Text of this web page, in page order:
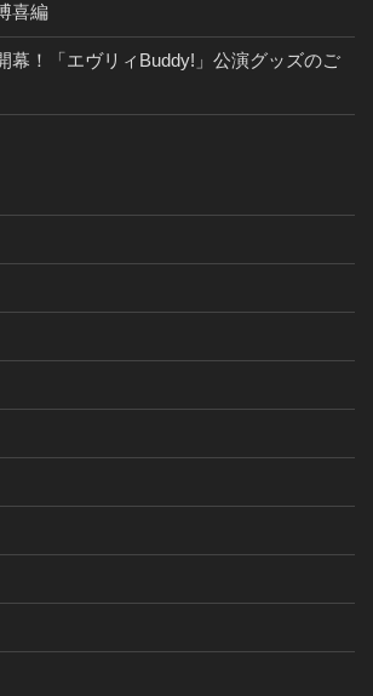
喜編
幕！「エヴリィBuddy!」公演グッズのご